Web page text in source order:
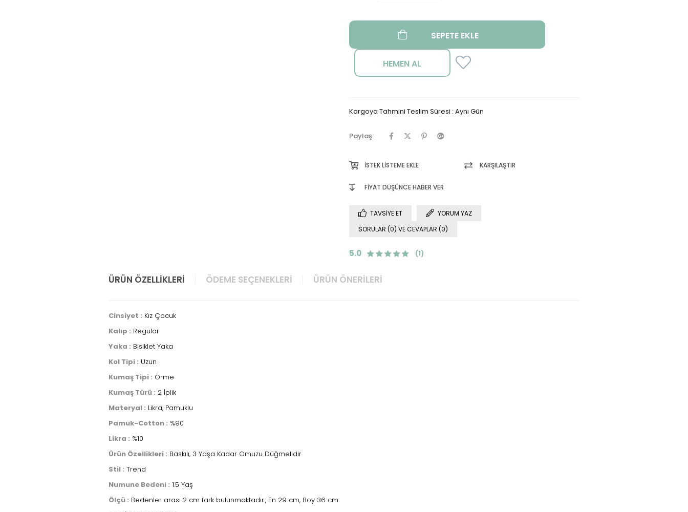
Kargoya Tahmini Teslim Süresi : Aynı Gün
Paylaş:
İSTEK LISTEME EKLE KARŞILAŞTIR
FIYAT DÜŞÜNCE HABER VER
TAVSIYE ET
YORUM YAZ
SORULAR (0) VE CEVAPLAR (0)
5.0 (1)
ÜRÜN ÖZELLIKLERI ÖDEME SEÇENEKLERI ÜRÜN ÖNERILERI
Cinsiyet : Kız Çocuk
Kalıp : Regular
Yaka : Bisiklet Yaka
Kol Tipi : Uzun
Kumaş Tipi : Örme
Kumaş Türü : 2 İplik
Materyal : Likra, Pamuklu
Pamuk-Cotton : %90
Likra : %10
Ürün Özellikleri : Baskılı, 3 Yaşa Kadar Omuzu Düğmelidir
Stil : Trend
Numune Bedeni : 1.5 Yaş
Ölçü : Bedenler arası 2 cm fark bulunmaktadır., En 29 cm, Boy 36 cm